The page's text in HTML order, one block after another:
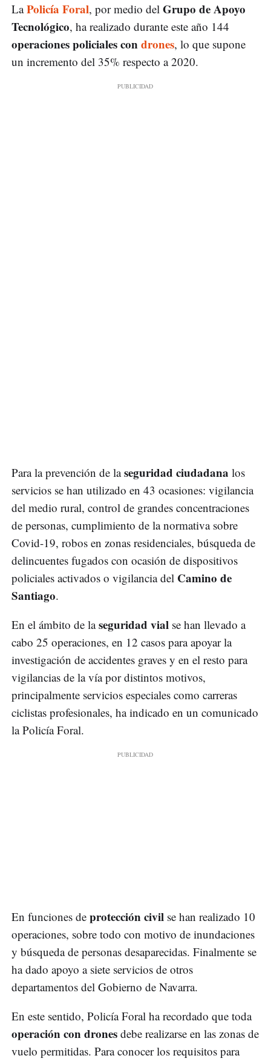
La Policía Foral, por medio del Grupo de Apoyo
Tecnológico, ha realizado durante este año 144
operaciones policiales condrones, lo que supone
un incremento del 35% respecto a 2020.
Para la prevención de laseguridad ciudadana los
servicios se han utilizado en 43 ocasiones: vigilancia
del medio rural, control de grandes concentraciones
de personas, cumplimiento de la normativa sobre
Covid-19, robos en zonas residenciales, búsqueda de
delincuentes fugados con ocasión de dispositivos
policiales activados o vigilancia del Camino de
Santiago.
En el ámbito de laseguridad vial se han llevado a
cabo 25 operaciones, en 12 casos para apoyar la
investigación de accidentes graves y en el resto para
vigilancias de la vía por distintos motivos,
principalmente servicios especiales como carreras
ciclistas profesionales, ha indicado en un comunicado
la Policía Foral.
En funciones de protección civil se han realizado 10
operaciones, sobre todo con motivo de inundaciones
y búsqueda de personas desaparecidas. Finalmente se
ha dado apoyo a siete servicios de otros
departamentos del Gobierno de Navarra.
En este sentido, Policía Foral ha recordado que toda
operación con drones debe realizarse en las zonas de
vuelo permitidas. Para conocer los requisitos para